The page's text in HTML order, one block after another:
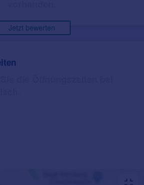
Jetzt bewerten